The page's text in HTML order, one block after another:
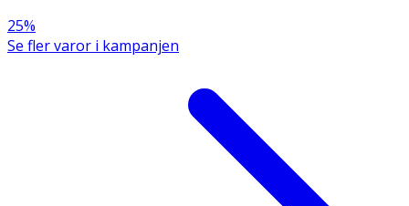
25%
Se fler varor i kampanjen